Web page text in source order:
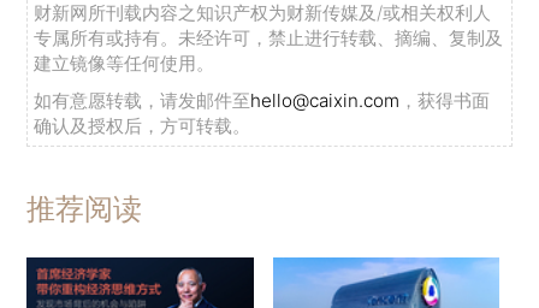
财新网所刊载内容之知识产权为财新传媒及/或相关权利人
专属所有或持有。未经许可，禁止进行转载、摘编、复制及
建立镜像等任何使用。
如有意愿转载，请发邮件至hello@caixin.com ，获得书面
确认及授权后，方可转载。
推荐阅读